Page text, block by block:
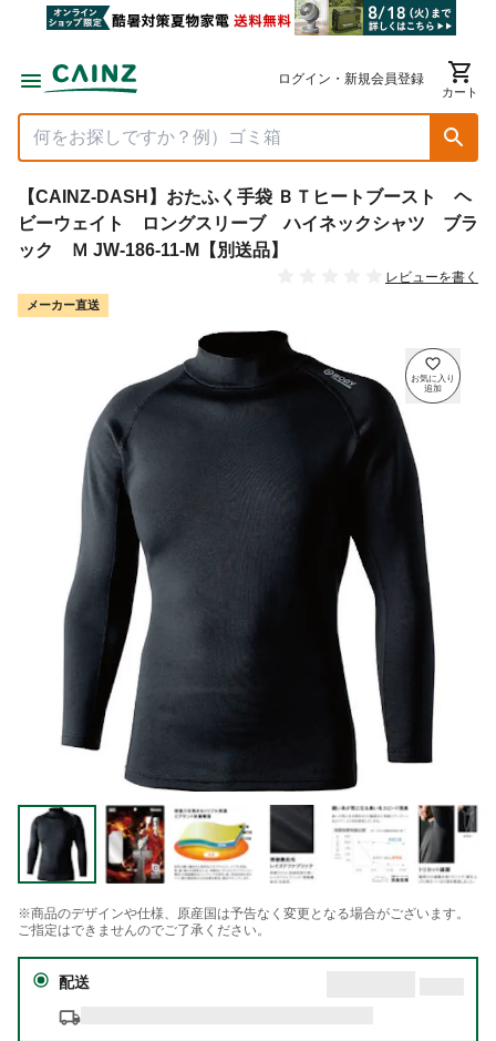
ログイン・新規会員登録
カート
【CAINZ-DASH】おたふく手袋 ＢＴヒートブースト ヘ
ビーウェイト ロングスリーブ ハイネックシャツ ブラ
ック Ｍ JW-186-11-M【別送品】
レビューを書く
メーカー直送
※商品のデザインや仕様、原産国は予告なく変更となる場合がございます。
ご指定はできませんのでご了承ください。
配送